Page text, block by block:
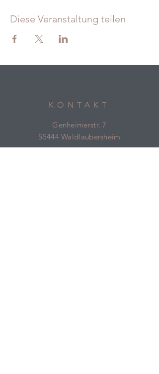
Diese Veranstaltung teilen
KONTAKT
Genheimerstr. 7
55444 Waldlaubersheim